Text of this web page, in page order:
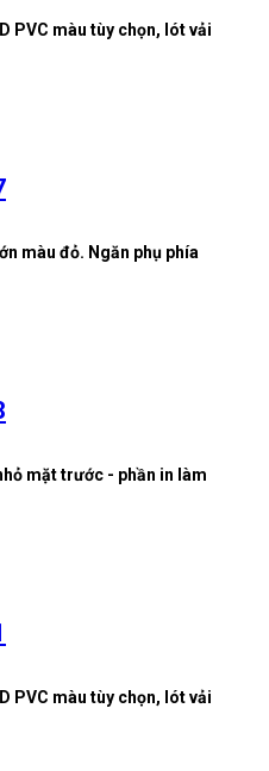
PVC màu tùy chọn, lót vải
màu đỏ. Ngăn phụ phía
mặt trước - phần in làm
PVC màu tùy chọn, lót vải